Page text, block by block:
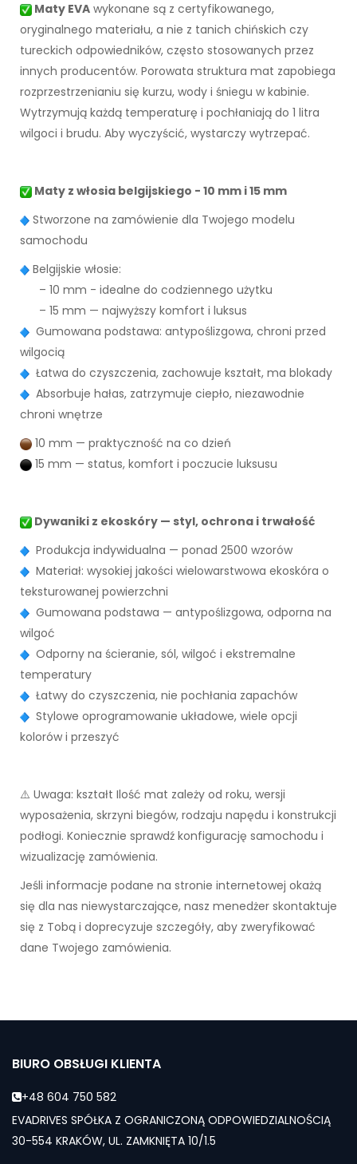
Maty EVA wykonane są z certyfikowanego,
oryginalnego materiału, a nie z tanich chińskich czy
tureckich odpowiedników, często stosowanych przez
innych producentów. Porowata struktura mat zapobiega
rozprzestrzenianiu się kurzu, wody i śniegu w kabinie.
Wytrzymują każdą temperaturę i pochłaniają do 1 litra
wilgoci i brudu. Aby wyczyścić, wystarczy wytrzepać.
Maty z włosia belgijskiego - 10 mm i 15 mm
Stworzone na zamówienie dla Twojego modelu
samochodu
Belgijskie włosie:
– 10 mm - idealne do codziennego użytku
– 15 mm — najwyższy komfort i luksus
Gumowana podstawa: antypoślizgowa, chroni przed
wilgocią
Łatwa do czyszczenia, zachowuje kształt, ma blokady
Absorbuje hałas, zatrzymuje ciepło, niezawodnie
chroni wnętrze
10 mm — praktyczność na co dzień
15 mm — status, komfort i poczucie luksusu
Dywaniki z ekoskóry — styl, ochrona i trwałość
Produkcja indywidualna — ponad 2500 wzorów
Materiał: wysokiej jakości wielowarstwowa ekoskóra o
teksturowanej powierzchni
Gumowana podstawa — antypoślizgowa, odporna na
wilgoć
Odporny na ścieranie, sól, wilgoć i ekstremalne
temperatury
Łatwy do czyszczenia, nie pochłania zapachów
Stylowe oprogramowanie układowe, wiele opcji
kolorów i przeszyć
⚠️ Uwaga: kształt Ilość mat zależy od roku, wersji
wyposażenia, skrzyni biegów, rodzaju napędu i konstrukcji
podłogi. Koniecznie sprawdź konfigurację samochodu i
wizualizację zamówienia.
Jeśli informacje podane na stronie internetowej okażą
się dla nas niewystarczające, nasz menedżer skontaktuje
się z Tobą i doprecyzuje szczegóły, aby zweryfikować
dane Twojego zamówienia.
BIURO OBSŁUGI KLIENTA
+48 604 750 582
EVADRIVES SPÓŁKA Z OGRANICZONĄ ODPOWIEDZIALNOŚCIĄ
30-554 KRAKÓW, UL. ZAMKNIĘTA 10/1.5